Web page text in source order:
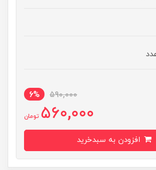
590,000
6%
560,000 تومان